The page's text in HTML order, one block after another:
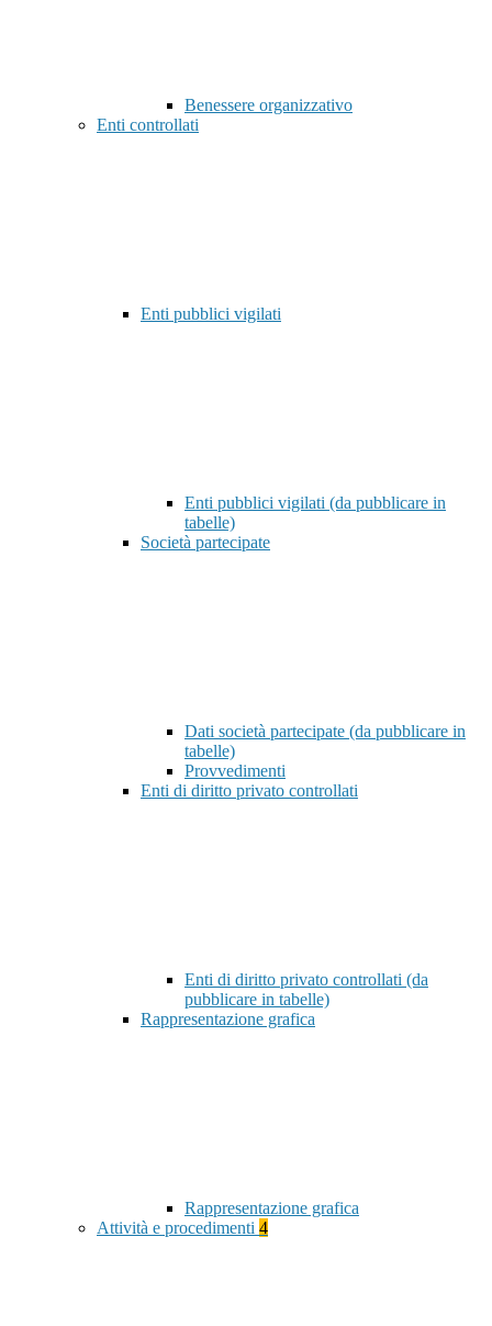
Benessere organizzativo
Enti controllati
Enti pubblici vigilati
Enti pubblici vigilati (da pubblicare in
tabelle)
Società partecipate
Dati società partecipate (da pubblicare in
tabelle)
Provvedimenti
Enti di diritto privato controllati
Enti di diritto privato controllati (da
pubblicare in tabelle)
Rappresentazione grafica
Rappresentazione grafica
Attività e procedimenti 4